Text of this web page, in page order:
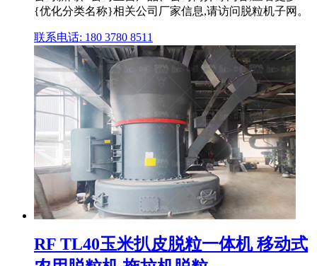
{优化分类名称}相关公司厂家信息,请访问脱粒机子网。
联系电话: 180 3780 8511
RF TL40玉米扒皮脱粒一体机 移动式